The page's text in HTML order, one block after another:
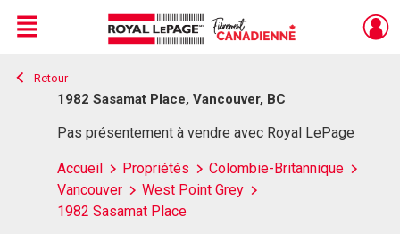
Live
En Direct
Menu
Retour
1982 Sasamat Place, Vancouver, BC
Pas présentement à vendre avec Royal LePage
Accueil Propriétés
Colombie-Britannique
Vancouver
West Point Grey
1982 Sasamat Place